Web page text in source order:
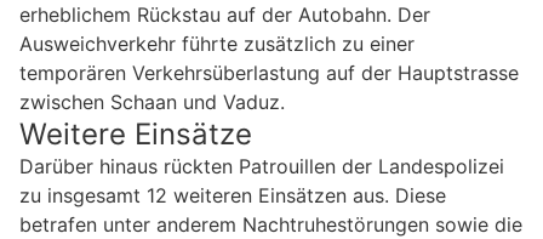
erheblichem Rückstau auf der Autobahn. Der
Ausweichverkehr führte zusätzlich zu einer
temporären Verkehrsüberlastung auf der Hauptstrasse
zwischen Schaan und Vaduz.
Weitere Einsätze
Darüber hinaus rückten Patrouillen der Landespolizei
zu insgesamt 12 weiteren Einsätzen aus. Diese
betrafen unter anderem Nachtruhestörungen sowie die